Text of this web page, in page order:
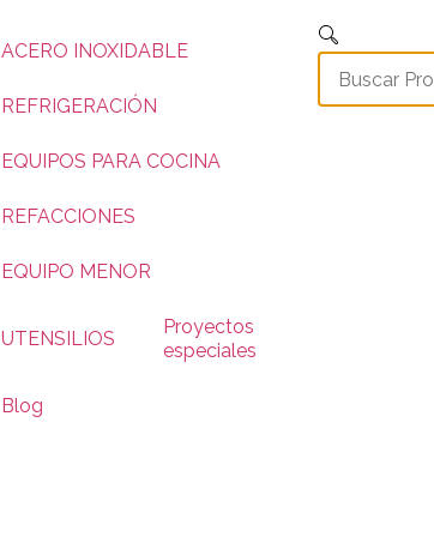
ACERO INOXIDABLE
REFRIGERACIÓN
EQUIPOS PARA COCINA
REFACCIONES
EQUIPO MENOR
UTENSILIOS
Proyectos
especiales
Blog